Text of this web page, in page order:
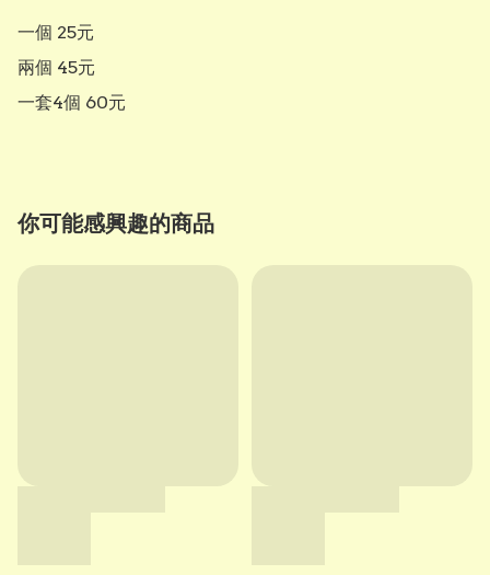
一個 25元
兩個 45元
一套4個 60元
你可能感興趣的商品